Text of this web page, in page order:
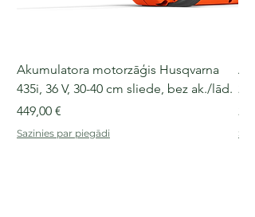
Akumulatora motorzāģis Husqvarna
435i, 36 V, 30-40 cm sliede, bez ak./lād.
Cena
449,00 €
Sazinies par piegādi